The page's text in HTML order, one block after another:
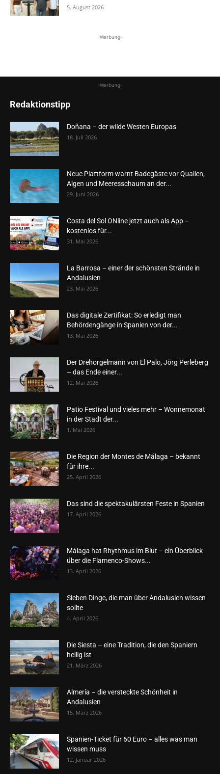
5. August 2026
-Werbung-
-Werbung-
Redaktionstipp
Doñana – der wilde Westen Europas
18. Juli 2026
Neue Plattform warnt Badegäste vor Quallen,
Algen und Meeresschaum an der...
29. Juni 2026
Costa del Sol ONline jetzt auch als App –
kostenlos für...
31. Mai 2026
La Barrosa – einer der schönsten Strände in
Andalusien
23. Mai 2026
Das digitale Zertifikat: So erledigt man
Behördengänge in Spanien von der...
13. Mai 2026
Der Drehorgelmann von El Palo, Jörg Perleberg
– das Ende einer...
12. Mai 2026
Patio Festival und vieles mehr – Wonnemonat
in der Stadt der...
1. Mai 2026
Die Region der Montes de Málaga – bekannt
für ihre...
25. April 2026
Das sind die spektakulärsten Feste in Spanien
17. April 2026
Málaga hat Rhythmus im Blut – ein Überblick
über die Flamenco-Shows...
13. April 2026
Sieben Dinge, die man über Andalusien wissen
sollte
4. April 2026
Die Siesta – eine Tradition, die den Spaniern
heilig ist
21. März 2026
Almería – die versteckte Schönheit in
Andalusien
15. März 2026
Spanien-Ticket für 60 Euro – alles was man
wissen muss
12. Januar 2026